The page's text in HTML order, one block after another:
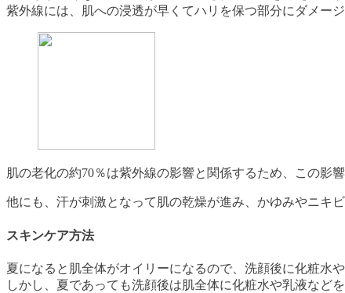
紫外線には、肌への浸透が早くてハリを保つ部分にダメー
肌の老化の約70％は紫外線の影響と関係するため、この影
他にも、汗が刺激となって肌の乾燥が進み、かゆみやニキ
スキンケア方法
夏になると肌全体がオイリーになるので、洗顔後に化粧水
しかし、夏であっても洗顔後は肌全体に化粧水や乳液などを